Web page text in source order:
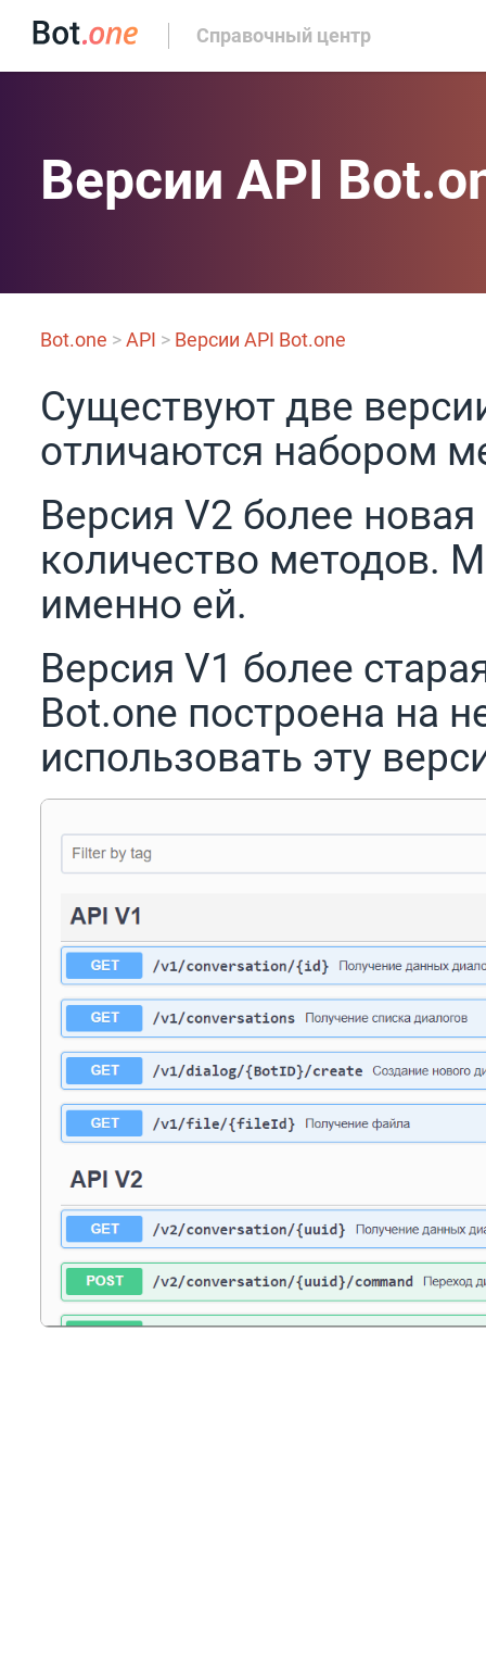
Справочный центр
Версии API
Bot.one >API > Версии API Bot.one
Cуществуют две
отличаются набором
Версия V2 более
количество методов.
именно ей.
Версия V1 более
Bot.one построена на
использовать эту